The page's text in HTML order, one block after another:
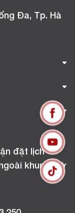
Đa, Tp. Hà
đặt lịch
khung giờ